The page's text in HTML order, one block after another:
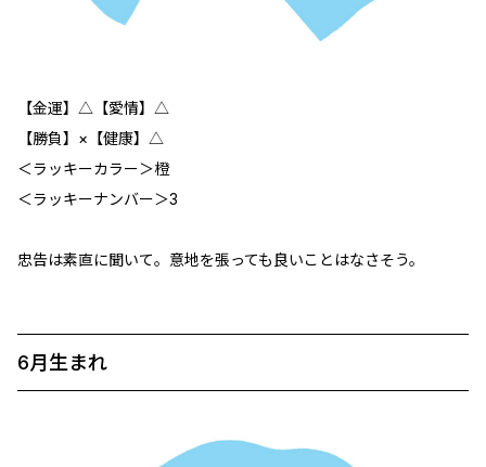
【金運】△【愛情】△
【勝負】×【健康】△
＜ラッキーカラー＞橙
＜ラッキーナンバー＞3
忠告は素直に聞いて。意地を張っても良いことはなさそう。
6月生まれ